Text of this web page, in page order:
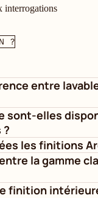
interrogations
?
entre
sont-elles
les finitions
la gamme
finition